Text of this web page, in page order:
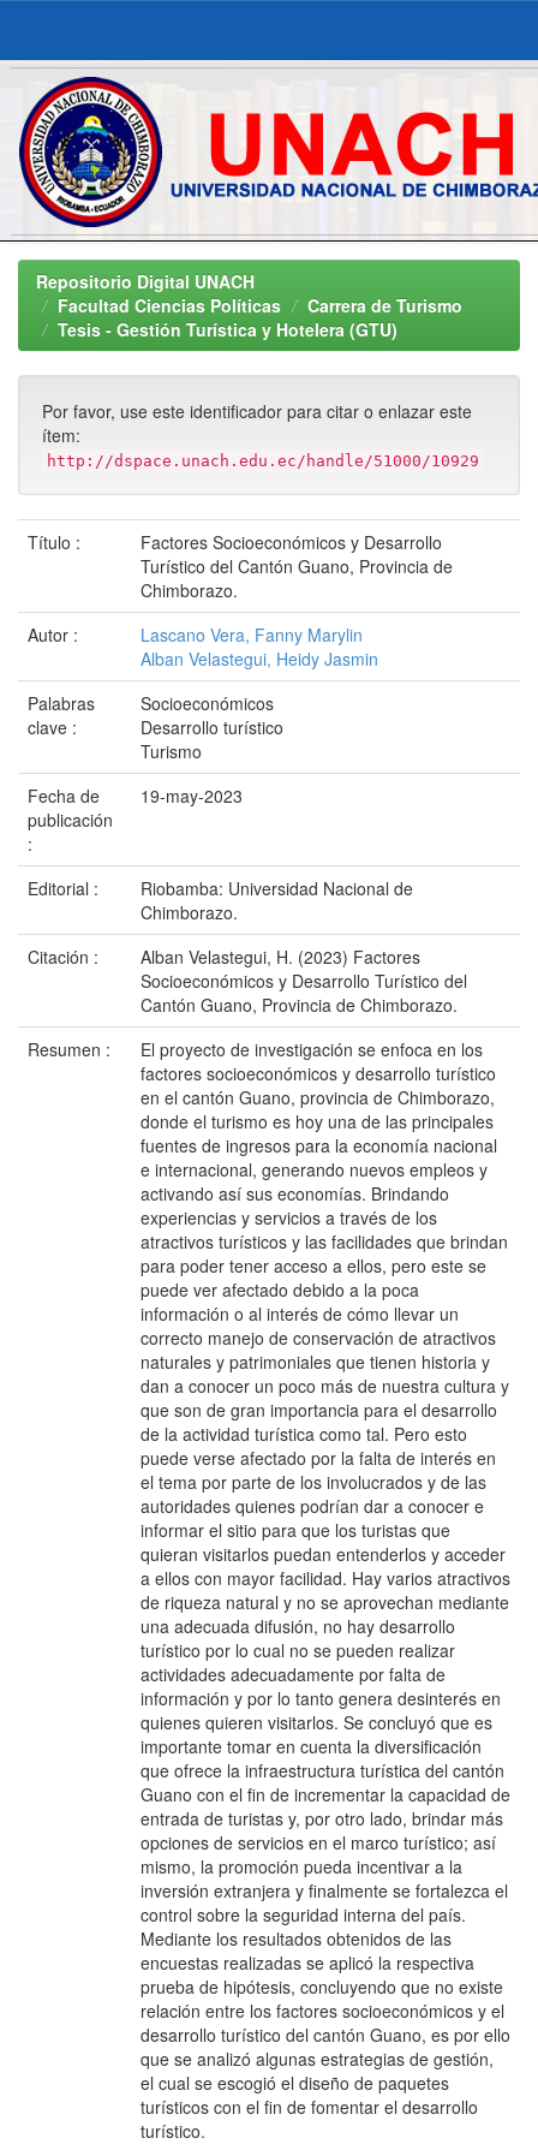
Skip
navigationRepositorio Digital UNACH
Facultad Ciencias Políticas
Carrera de Turismo
Tesis - Gestión Turística y Hotelera (GTU)
Por favor, use este identificador para citar o enlazar este
ítem:
http://dspace.unach.edu.ec/handle/51000/10929
Título :
Factores Socioeconómicos y Desarrollo
Turístico del Cantón Guano, Provincia de
Chimborazo.
Autor :
Lascano Vera, Fanny Marylin
Alban Velastegui, Heidy Jasmin
Palabras
clave :
Socioeconómicos
Desarrollo turístico
Turismo
Fecha de
publicación
:
19-may-2023
Editorial :
Riobamba: Universidad Nacional de
Chimborazo.
Citación :
Alban Velastegui, H. (2023) Factores
Socioeconómicos y Desarrollo Turístico del
Cantón Guano, Provincia de Chimborazo.
Resumen :
El proyecto de investigación se enfoca en los
factores socioeconómicos y desarrollo turístico
en el cantón Guano, provincia de Chimborazo,
donde el turismo es hoy una de las principales
fuentes de ingresos para la economía nacional
e internacional, generando nuevos empleos y
activando así sus economías. Brindando
experiencias y servicios a través de los
atractivos turísticos y las facilidades que brindan
para poder tener acceso a ellos, pero este se
puede ver afectado debido a la poca
información o al interés de cómo llevar un
correcto manejo de conservación de atractivos
naturales y patrimoniales que tienen historia y
dan a conocer un poco más de nuestra cultura y
que son de gran importancia para el desarrollo
de la actividad turística como tal. Pero esto
puede verse afectado por la falta de interés en
el tema por parte de los involucrados y de las
autoridades quienes podrían dar a conocer e
informar el sitio para que los turistas que
quieran visitarlos puedan entenderlos y acceder
a ellos con mayor facilidad. Hay varios atractivos
de riqueza natural y no se aprovechan mediante
una adecuada difusión, no hay desarrollo
turístico por lo cual no se pueden realizar
actividades adecuadamente por falta de
información y por lo tanto genera desinterés en
quienes quieren visitarlos. Se concluyó que es
importante tomar en cuenta la diversificación
que ofrece la infraestructura turística del cantón
Guano con el fin de incrementar la capacidad de
entrada de turistas y, por otro lado, brindar más
opciones de servicios en el marco turístico; así
mismo, la promoción pueda incentivar a la
inversión extranjera y finalmente se fortalezca el
control sobre la seguridad interna del país.
Mediante los resultados obtenidos de las
encuestas realizadas se aplicó la respectiva
prueba de hipótesis, concluyendo que no existe
relación entre los factores socioeconómicos y el
desarrollo turístico del cantón Guano, es por ello
que se analizó algunas estrategias de gestión,
el cual se escogió el diseño de paquetes
turísticos con el fin de fomentar el desarrollo
turístico.